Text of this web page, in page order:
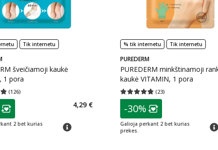
Tik internetu
šveičiamoji kaukė
1 pora
(126) 4.83
klubo narių nuolaida:
2 bet kurias
patarimas
4,29 €
% tik internetu Tik internetu
PUREDERM
PUREDERM minkštinamoji
kaukė VITAMIN, 1 pora
(23)
Vidutinis įvertinimas 4.74
patarimas
Lojalumo klubo
-30%
Galioja perkant 2 bet kurias
prekes.